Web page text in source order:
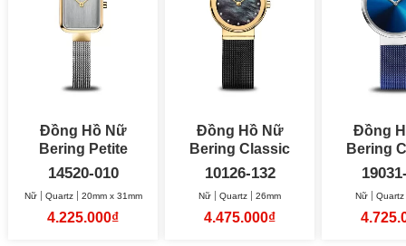
Đồng Hồ Nữ
Bering Petite
Square 20mm x
14520-010
Nữ Quartz 20mm x 31mm
4.225.000₫
Đồng Hồ Nữ
Bering Classic
26mm
10126-132
Nữ Quartz 26mm
4.475.000₫
Đồng
Bering
Nữ Quartz